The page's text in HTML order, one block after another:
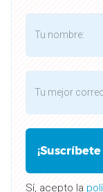
¡Suscríbete
Sí, acepto la